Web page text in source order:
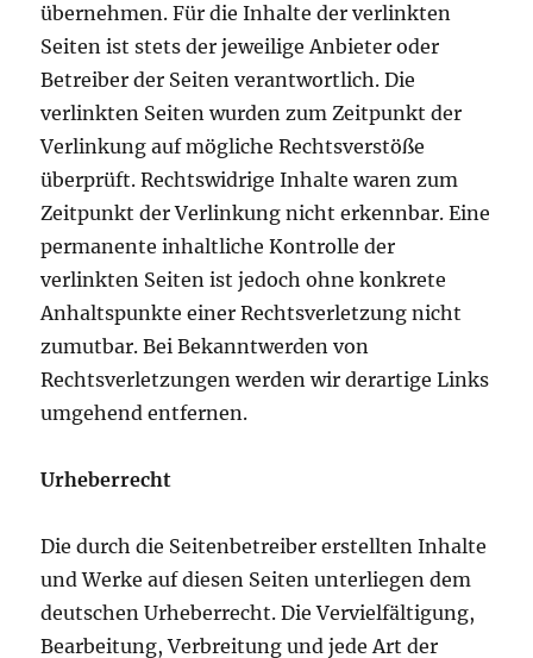
übernehmen. Für die Inhalte der verlinkten
Seiten ist stets der jeweilige Anbieter oder
Betreiber der Seiten verantwortlich. Die
verlinkten Seiten wurden zum Zeitpunkt der
Verlinkung auf mögliche Rechtsverstöße
überprüft. Rechtswidrige Inhalte waren zum
Zeitpunkt der Verlinkung nicht erkennbar. Eine
permanente inhaltliche Kontrolle der
verlinkten Seiten ist jedoch ohne konkrete
Anhaltspunkte einer Rechtsverletzung nicht
zumutbar. Bei Bekanntwerden von
Rechtsverletzungen werden wir derartige Links
umgehend entfernen.
Urheberrecht
Die durch die Seitenbetreiber erstellten Inhalte
und Werke auf diesen Seiten unterliegen dem
deutschen Urheberrecht. Die Vervielfältigung,
Bearbeitung, Verbreitung und jede Art der